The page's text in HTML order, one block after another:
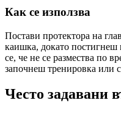
Как се използва
Постави протектора на
каишка, докато постигнеш
се, че не се размества по
започнеш тренировка или
Често задавани